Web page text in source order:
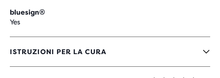
bluesign®
Yes
ISTRUZIONI PER LA CURA